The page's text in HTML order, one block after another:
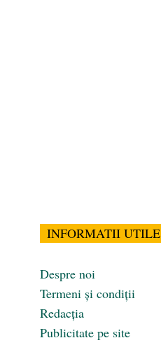
INFORMATII UTILE
Despre noi
Termeni și condiții
Redacția
Publicitate pe site